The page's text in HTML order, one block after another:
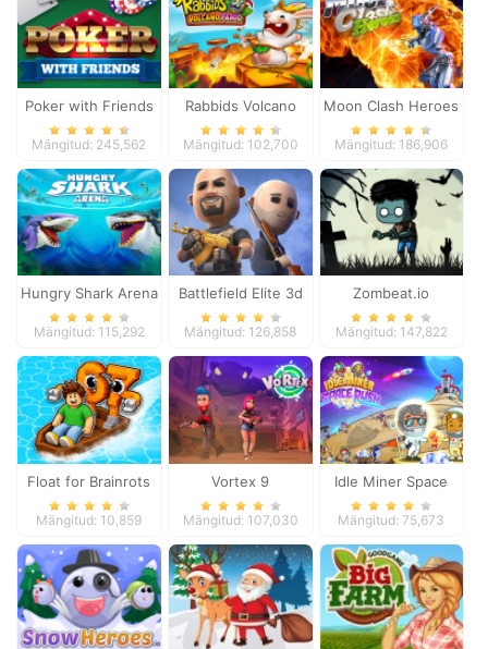
Poker with Friends
Mängitud: 245,562
Rabbids Volcano
Panic
Mängitud: 102,700
Moon Clash Heroes
Mängitud: 186,906
Hungry Shark Arena
Mängitud: 115,292
Battlefield Elite 3d
Mängitud: 126,858
Zombeat.io
Mängitud: 147,822
Float for Brainrots
Mängitud: 10,859
Vortex 9
Mängitud: 107,030
Idle Miner Space
Rush
Mängitud: 75,673